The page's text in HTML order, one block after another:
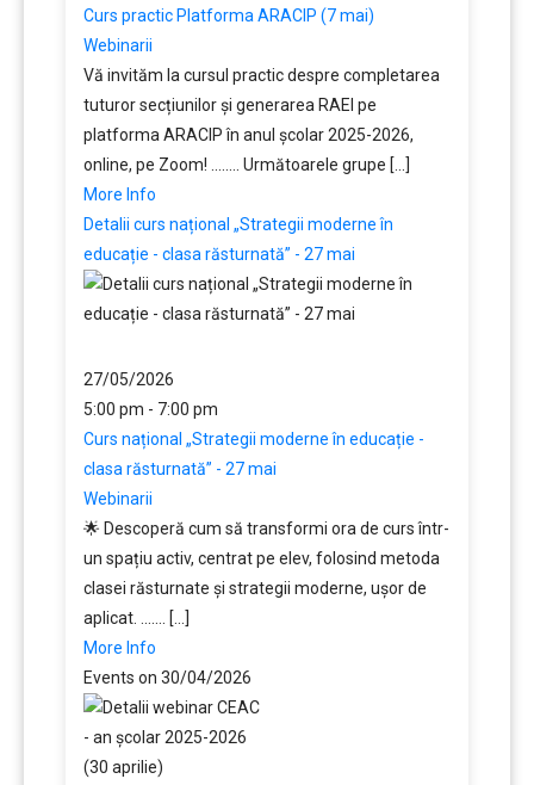
Curs practic Platforma ARACIP (7 mai)
Webinarii
Vă invităm la cursul practic despre completarea
tuturor secțiunilor și generarea RAEI pe
platforma ARACIP în anul școlar 2025-2026,
online, pe Zoom! ........ Următoarele grupe [...]
More Info
Detalii curs național „Strategii moderne în
educație - clasa răsturnată” - 27 mai
27/05/2026
5:00 pm - 7:00 pm
Curs național „Strategii moderne în educație -
clasa răsturnată” - 27 mai
Webinarii
🌟 Descoperă cum să transformi ora de curs într-
un spațiu activ, centrat pe elev, folosind metoda
clasei răsturnate și strategii moderne, ușor de
aplicat. ....... [...]
More Info
Events on 30/04/2026